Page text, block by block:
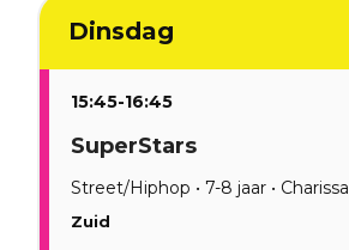
Dinsdag
15:45-16:45
SuperStars
Street/Hiphop • 7-8 jaar • Charissa
Zuid